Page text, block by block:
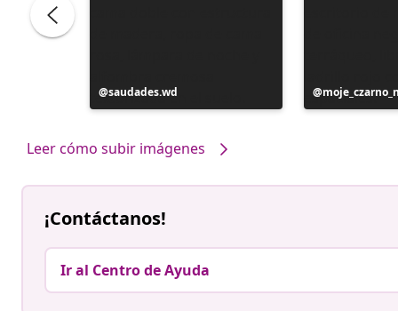
Publicación
realizada
saudades.wd
Publicación
realizada
Leer cómo subir imágenes
¡Contáctanos!
Ir al Centro de Ayuda